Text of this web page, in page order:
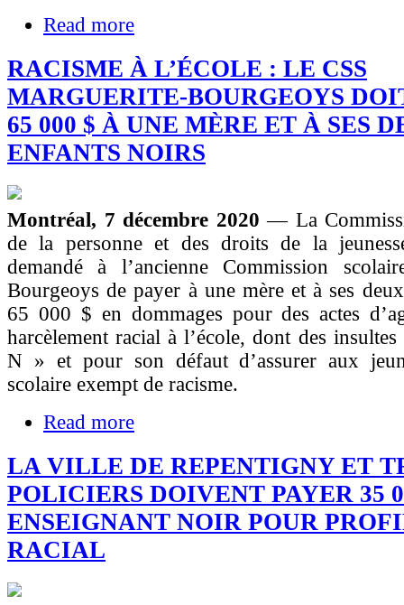
Read more
RACISME À L’ÉCOLE : LE CSS
MARGUERITE-BOURGEOYS
65 000 $ À UNE MÈRE ET À SES
ENFANTS NOIRS
Montréal, 7 décembre 2020— La
de la personne et des droits de la
demandé à l’ancienne Commission
Bourgeoys de payer à une mère et à ses
65 000 $ en dommages pour des actes
harcèlement racial à l’école, dont des
N » et pour son défaut d’assurer aux
scolaire exempt de racisme.
Read more
LA VILLE DE REPENTIGNY ET
POLICIERS DOIVENT PAYER 35
ENSEIGNANT NOIR POUR
RACIAL